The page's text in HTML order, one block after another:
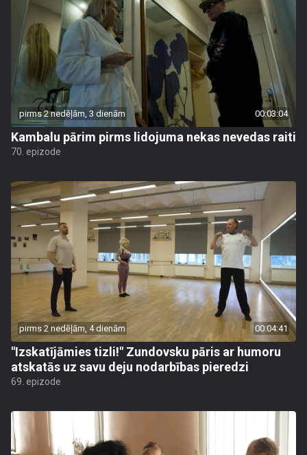
pirms 2 nedēļām, 3 dienām 00:03:04
Kambalu pārim pirms lidojuma nekas nevedas raiti
70. epizode
pirms 2 nedēļām, 4 dienām 00:04:41
"Izskatījāmies tizli!" Zundovsku pāris ar humoru
atskatās uz savu deju nodarbības pieredzi
69. epizode